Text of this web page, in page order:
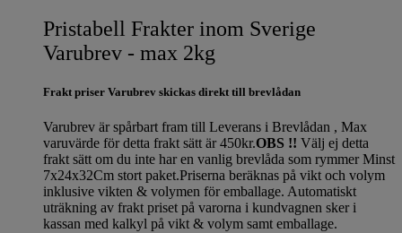
Pristabell Frakter inom Sverige
Varubrev - max 2kg
Frakt priser Varubrev skickas direkt till brevlådan
Varubrev är spårbart fram till Leverans i Brevlådan , Max
varuvärde för detta frakt sätt är 450kr.OBS !! Välj ej detta
frakt sätt om du inte har en vanlig brevlåda som rymmer Minst
7x24x32Cm stort paket.Priserna beräknas på vikt och volym
inklusive vikten & volymen för emballage. Automatiskt
uträkning av frakt priset på varorna i kundvagnen sker i
kassan med kalkyl på vikt & volym samt emballage.